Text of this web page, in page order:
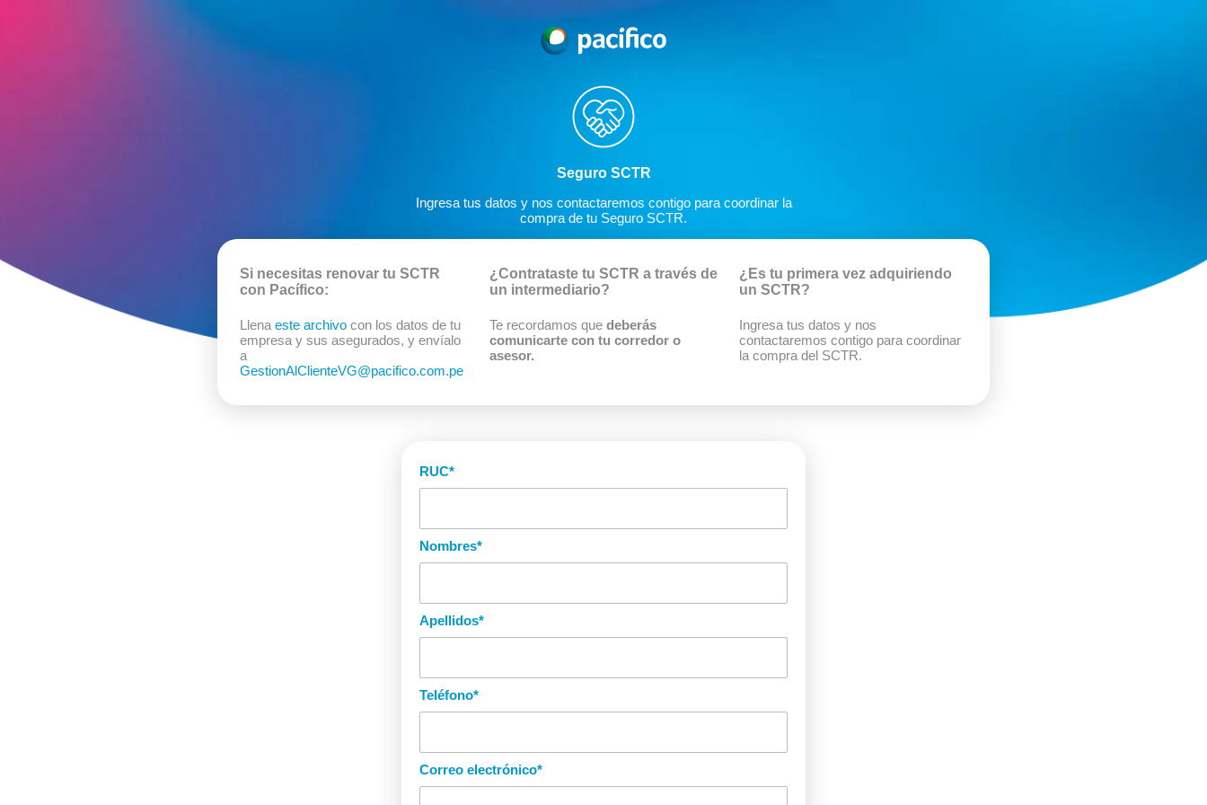
Seguro SCTR
Ingresa tus datos y nos contactaremos contigo para coordinar la
compra de tu Seguro SCTR.
Si necesitas renovar tu SCTR
con Pacífico:
Llena este archivo con los datos de tu
empresa y sus asegurados, y envíalo
a
GestionAlClienteVG@pacifico.com.pe
¿Contrataste tu SCTR a través de
un intermediario?
Te recordamos que deberás
comunicarte con tu corredor o
asesor.
¿Es tu primera vez adquiriendo
un SCTR?
Ingresa tus datos y nos
contactaremos contigo para coordinar
la compra del SCTR.
RUC*
Nombres*
Apellidos*
Teléfono*
Correo electrónico*